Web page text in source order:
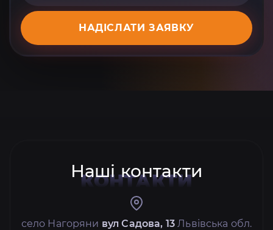
НАДІСЛАТИ ЗАЯВКУ
Наші контакти
КОНТАКТИ
село Нагоряни вул Садова, 13 Львівська обл.